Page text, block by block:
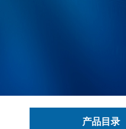
产品目录